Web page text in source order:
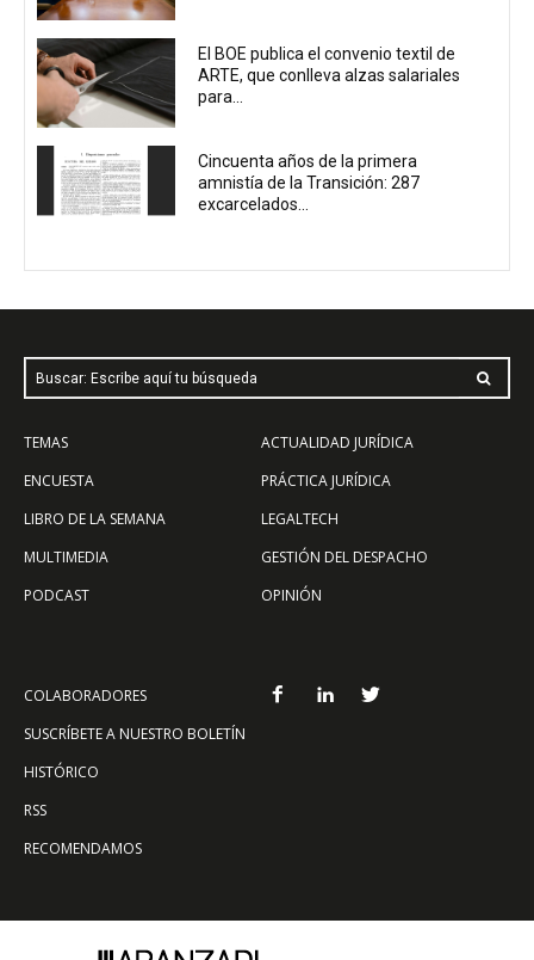
El BOE publica el convenio textil de
ARTE, que conlleva alzas salariales
para...
Cincuenta años de la primera
amnistía de la Transición: 287
excarcelados...
Buscar: Escribe aquí tu búsqueda
TEMAS
ENCUESTA
LIBRO DE LA SEMANA
MULTIMEDIA
PODCAST
ACTUALIDAD JURÍDICA
PRÁCTICA JURÍDICA
LEGALTECH
GESTIÓN DEL DESPACHO
OPINIÓN
COLABORADORES
SUSCRÍBETE A NUESTRO BOLETÍN
HISTÓRICO
RSS
RECOMENDAMOS